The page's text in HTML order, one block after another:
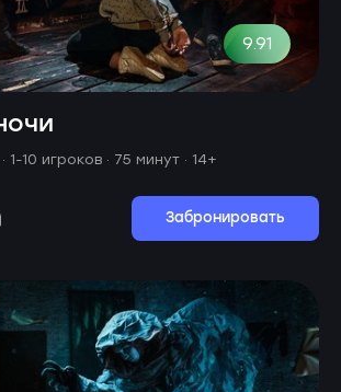
9.91
1-10 игроков · 75 минут · 14+
Забронировать